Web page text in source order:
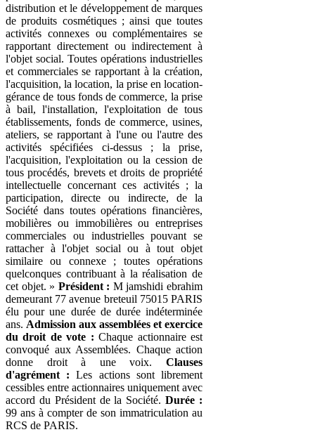
distribution et le développement de marques
de produits cosmétiques ; ainsi que toutes
activités connexes ou complémentaires se
rapportant directement ou indirectement à
l'objet social. Toutes opérations industrielles
et commerciales se rapportant à la création,
l'acquisition, la location, la prise en location-
gérance de tous fonds de commerce, la prise
à bail, l'installation, l'exploitation de tous
établissements, fonds de commerce, usines,
ateliers, se rapportant à l'une ou l'autre des
activités spécifiées ci-dessus ; la prise,
l'acquisition, l'exploitation ou la cession de
tous procédés, brevets et droits de propriété
intellectuelle concernant ces activités ; la
participation, directe ou indirecte, de la
Société dans toutes opérations financières,
mobilières ou immobilières ou entreprises
commerciales ou industrielles pouvant se
rattacher à l'objet social ou à tout objet
similaire ou connexe ; toutes opérations
quelconques contribuant à la réalisation de
cet objet. » Président : M jamshidi ebrahim
demeurant 77 avenue breteuil 75015 PARIS
élu pour une durée de durée indéterminée
ans. Admission aux assemblées et exercice
du droit de vote : Chaque actionnaire est
convoqué aux Assemblées. Chaque action
donne droit à une voix. Clauses
d'agrément : Les actions sont librement
cessibles entre actionnaires uniquement avec
accord du Président de la Société.Durée :
99 ans à compter de son immatriculation au
RCS de PARIS.